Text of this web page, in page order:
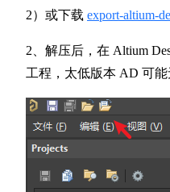
2）或下载 export-altium-
2、解压后，在 Altium
工程，太低版本 AD 可能